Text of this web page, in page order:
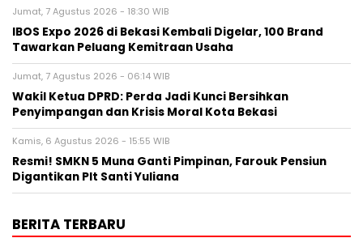
Jumat, 7 Agustus 2026 - 18:30 WIB
IBOS Expo 2026 di Bekasi Kembali Digelar, 100 Brand
Tawarkan Peluang Kemitraan Usaha
Jumat, 7 Agustus 2026 - 06:14 WIB
Wakil Ketua DPRD: Perda Jadi Kunci Bersihkan
Penyimpangan dan Krisis Moral Kota Bekasi
Kamis, 6 Agustus 2026 - 15:55 WIB
Resmi! SMKN 5 Muna Ganti Pimpinan, Farouk Pensiun
Digantikan Plt Santi Yuliana
BERITA TERBARU